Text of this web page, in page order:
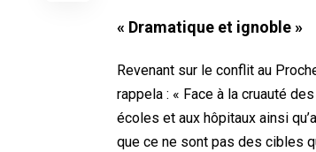
« Dramatique et ignoble »
Revenant sur le conflit au
rappela : « Face à la cruauté
écoles et aux hôpitaux ainsi
que ce ne sont pas des cibles